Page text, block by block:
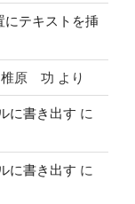
にテキストを挿
椎原 功 より
に書き出す に
に書き出す に